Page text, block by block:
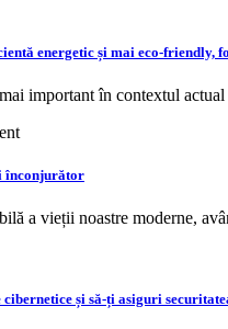
energetic și mai eco-friendly,
important în contextul
înconjurător
a vieții noastre moderne,
și să-ți asiguri